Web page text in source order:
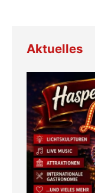
Aktuelles